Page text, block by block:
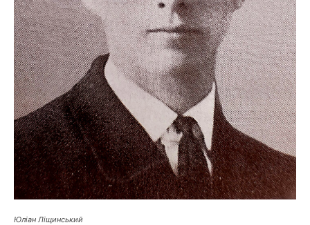
Юліан Ліщинський